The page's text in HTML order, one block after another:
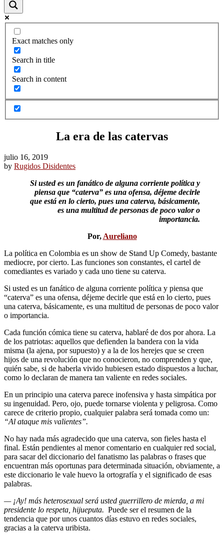
Exact matches only
Search in title
Search in content
La era de las catervas
julio 16, 2019
by Rugidos Disidentes
Si usted es un fanático de alguna corriente política y
piensa que “caterva” es una ofensa, déjeme decirle
que está en lo cierto, pues una caterva, básicamente,
es una multitud de personas de poco valor o
importancia.
Por,Aureliano
La política en Colombia es un show de Stand Up Comedy, bastante
mediocre, por cierto. Las funciones son constantes, el cartel de
comediantes es variado y cada uno tiene su caterva.
Si usted es un fanático de alguna corriente política y piensa que
“caterva” es una ofensa, déjeme decirle que está en lo cierto, pues
una caterva, básicamente, es una multitud de personas de poco valor
o importancia.
Cada función cómica tiene su caterva, hablaré de dos por ahora. La
de los patriotas: aquellos que defienden la bandera con la vida
misma (la ajena, por supuesto) y a la de los herejes que se creen
hijos de una revolución que no conocieron, no comprenden y que,
quién sabe, si de haberla vivido hubiesen estado dispuestos a luchar,
como lo declaran de manera tan valiente en redes sociales.
En un principio una caterva parece inofensiva y hasta simpática por
su ingenuidad. Pero, ojo, puede tornarse violenta y peligrosa. Como
carece de criterio propio, cualquier palabra será tomada como un:
“Al ataque mis valientes”.
No hay nada más agradecido que una caterva, son fieles hasta el
final. Están pendientes al menor comentario en cualquier red social,
para sacar del diccionario del fanatismo las palabras o frases que
encuentran más oportunas para determinada situación, obviamente, a
este diccionario le vale huevo la ortografía y el significado de esas
palabras.
— ¡Ay! más heterosexual será usted guerrillero de mierda, a mi
presidente lo respeta, hijueputa. Puede ser el resumen de la
tendencia que por unos cuantos días estuvo en redes sociales,
gracias a la caterva uribista.